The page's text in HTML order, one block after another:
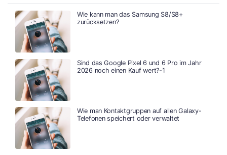
Wie kann man das Samsung S8/S8+
zurücksetzen?
Sind das Google Pixel 6 und 6 Pro im Jahr
2026 noch einen Kauf wert?-1
Wie man Kontaktgruppen auf allen Galaxy-
Telefonen speichert oder verwaltet